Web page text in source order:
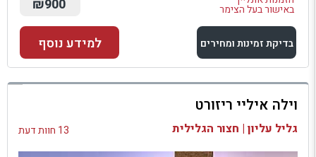
באישור בעל הצימר ₪900
בדיקת זמינות ומחירים
למתחם זה
בדיקת זמינות ומחירים
למידע נוסף
וילה איליי ריזורט
גליל עליון | חצור הגלילית 13 חוות דעת